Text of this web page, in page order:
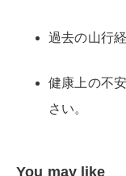
過去の山行
健康上の不
さい。
You may like